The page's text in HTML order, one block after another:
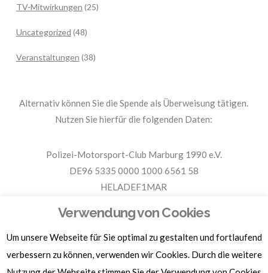
TV-Mitwirkungen (25)
Uncategorized (48)
Veranstaltungen (38)
Alternativ können Sie die Spende als Überweisung tätigen.
Nutzen Sie hierfür die folgenden Daten:
Polizei-Motorsport-Club Marburg 1990 e.V.
DE96 5335 0000 1000 6561 58
HELADEF1MAR
Für Spendenbescheinigungen, Sachspenden und weitere
Informationen, hier klicken.
Verwendung von Cookies
Um unsere Webseite für Sie optimal zu gestalten und fortlaufend
verbessern zu können, verwenden wir Cookies. Durch die weitere